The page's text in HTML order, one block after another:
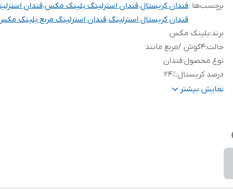
برچسب‌ها :قندان کریستال،قندان استرلینگ بلینک مکس،قندان
قندان کریستال استرلینگ،قندان استرلینگ مربع بلینک
برند:بلینک مکس
حالت:۴گوش /مربع مانند
نوع محصول:قندان
درصد کریستال:۲۴٪
طرح:استرلینگ
نمایش بیشتر